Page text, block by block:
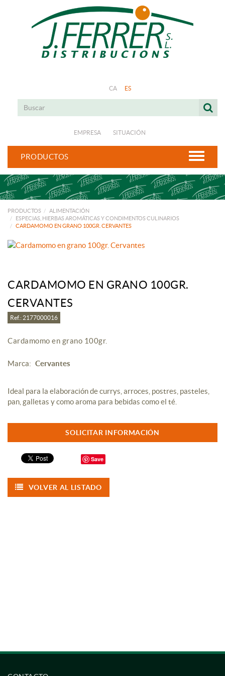
CA ES
EMPRESA SITUACIÓN
PRODUCTOS
PRODUCTOS
ALIMENTACIÓN
ESPECIAS, HIERBAS AROMÁTICAS Y CONDIMENTOS CULINARIOS
CARDAMOMO EN GRANO 100GR. CERVANTES
CARDAMOMO EN GRANO 100GR.
CERVANTES
Ref.: 2177000016
Cardamomo en grano 100gr.
Marca: Cervantes
Ideal para la elaboración de currys, arroces, postres, pasteles,
pan, galletas y como aroma para bebidas como el té.
SOLICITAR INFORMACIÓN
Save
VOLVER AL LISTADO